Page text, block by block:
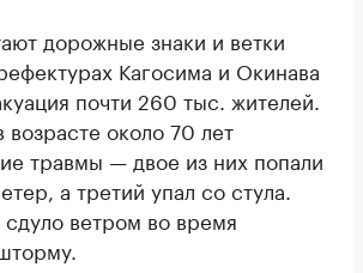
дорожные знаки и ветки
Кагосима и Окинава
почти 260 тыс. жителей.
около 70 лет
травмы — двое из них попали
а третий упал со стула.
ветром во время